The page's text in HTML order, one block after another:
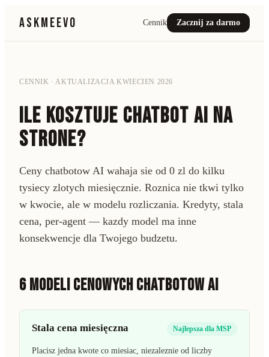
ASKMEEVO Cennik Zacznij za darmo
CENNIK · AKTUALIZACJA KWIECIEN 2026
ILE KOSZTUJE CHATBOT AI NA
STRONE?
Ceny chatbotow AI wahaja sie od 0 zl do kilku
tysiecy zlotych miesięcznie. Roznica nie tkwi tylko
w kwocie, ale w modelu rozliczania. Kredyty, stala
cena, per-agent — kazdy model ma inne
konsekwencje dla Twojego budzetu.
6 MODELI CENOWYCH CHATBOTOW AI
Stala cena miesięczna Najlepsza dla MSP
Placisz jedna kwote co miesiac, niezaleznie od liczby